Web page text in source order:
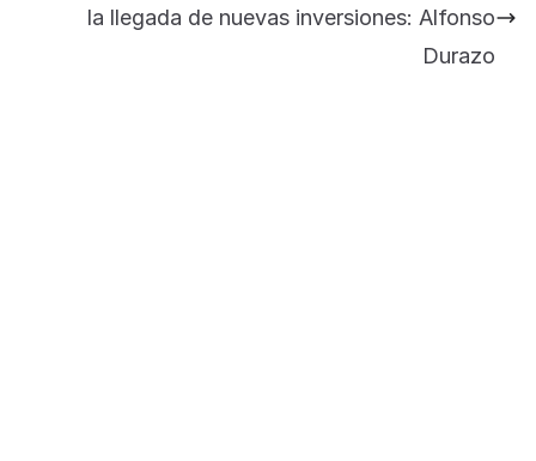
la llegada de nuevas inversiones: Alfonso
Durazo
importantes anuncios en el tema de salud
para la Universidad y para el municipio